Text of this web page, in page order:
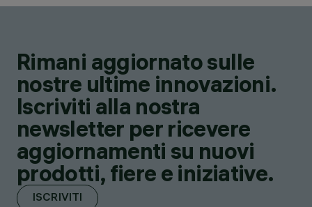
Rimani aggiornato sulle
nostre ultime innovazioni.
Iscriviti alla nostra
newsletter per ricevere
aggiornamenti su nuovi
prodotti, fiere e iniziative.
ISCRIVITI